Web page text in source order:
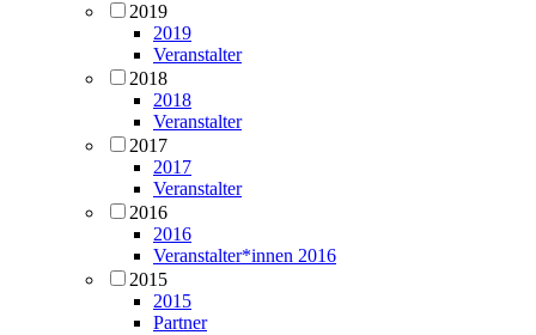
2019
2019
Veranstalter
2018
2018
Veranstalter
2017
2017
Veranstalter
2016
2016
Veranstalter*innen 2016
2015
2015
Partner